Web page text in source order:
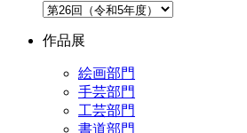
作品展
絵画部門
手芸部門
工芸部門
書道部門